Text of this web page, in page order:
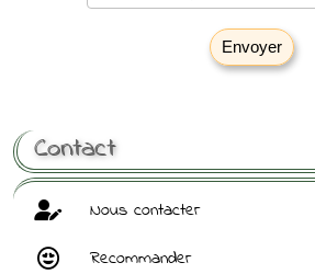
Envoyer
Contact
Nous contacter
Recommander